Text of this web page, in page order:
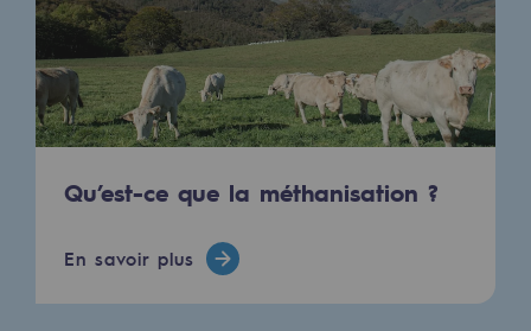
Qu’est-ce que la méthanisation ?
En savoir plus